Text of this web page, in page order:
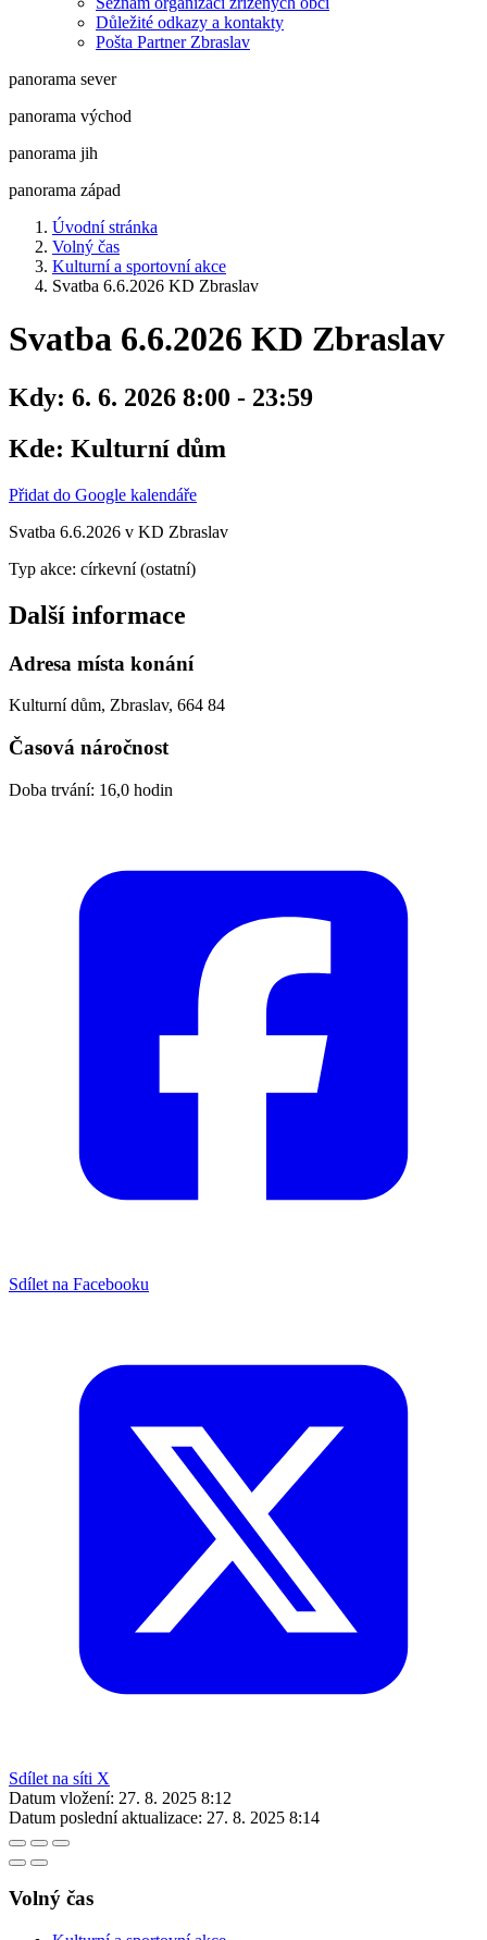
Důležité odkazy a kontakty
Pošta Partner Zbraslav
panorama sever
panorama východ
panorama jih
panorama západ
Úvodní stránka
Volný čas
Kulturní a sportovní akce
Svatba 6.6.2026 KD Zbraslav
Svatba 6.6.2026 KD Zbraslav
Kdy: 6. 6. 2026 8:00 - 23:59
Kde: Kulturní dům
Přidat do Google kalendáře
Svatba 6.6.2026 v KD Zbraslav
Typ akce: církevní (ostatní)
Další informace
Adresa místa konání
Kulturní dům, Zbraslav, 664 84
Časová náročnost
Doba trvání: 16,0 hodin
Sdílet na Facebooku
Sdílet na síti X
Datum vložení: 27. 8. 2025 8:12
Datum poslední aktualizace: 27. 8. 2025 8:14
Volný čas